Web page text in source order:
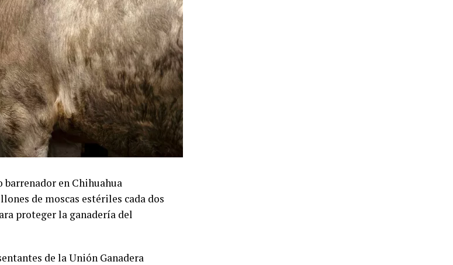
barrenador en Chihuahua
de moscas estériles cada dos
proteger la ganadería del
de la Unión Ganadera